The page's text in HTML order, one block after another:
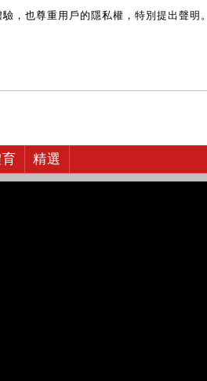
，也尊重用戶的隱私權，特別提出聲明。
精選